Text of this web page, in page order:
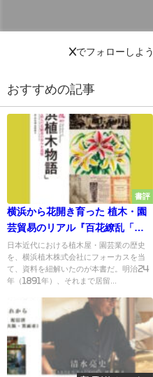
Xでフォローしよう
おすすめの記事
書評
横浜から花開き育った 植木・園
芸貿易のリアル『百花繚乱「横
浜植木物語」』
日本近代における植木屋・園芸業の歴史
を、横浜植木株式会社にフォーカスを当
て、資料を紐解いたのが本書だ。明治24
年（1891年）、それまで居留...